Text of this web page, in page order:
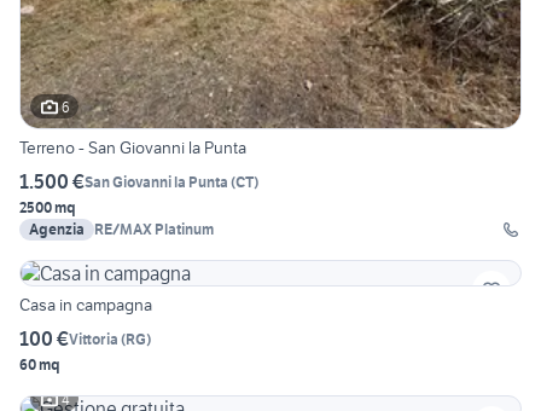
6
Terreno - San Giovanni la Punta
1.500 €San Giovanni la Punta (CT)
2500 mq
Agenzia
RE/MAX Platinum
Casa in campagna
100 €Vittoria (RG)
60 mq
4